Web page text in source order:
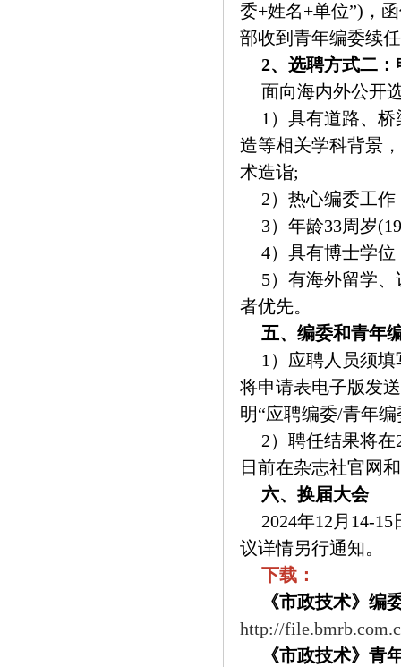
委+姓名+单位”)，
部收到青年编委续
2、选聘方式二
面向海内外公开
1）具有道路、
造等相关学科背景
术造诣;
2）热心编委工
3）年龄33周岁
4）具有博士学
5）有海外留学
者优先。
五、编委和青年
1）应聘人员须
将申请表电子版发
明“应聘编委/青年
2）聘任结果将在
日前在杂志社官网
六、换届大会
2024年12月14-
议详情另行通知。
下载：
《市政技术》编
http://
《市政技术》青